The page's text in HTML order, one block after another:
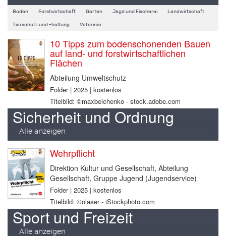
Boden Forstwirtschaft Garten Jagd und Fischerei Landwirtschaft
Tierschutz und -haltung Veterinär
10 Tipps zum bodenschonenden Bauen
auf land- und forstwirtschaftlichen
Flächen
Abteilung Umweltschutz
Folder | 2025 | kostenlos
Titelbild: ©maxbelchenko - stock.adobe.com
Sicherheit und Ordnung
Alle anzeigen
Wehrpflicht
Direktion Kultur und Gesellschaft, Abteilung
Gesellschaft, Gruppe Jugend (Jugendservice)
Folder | 2025 | kostenlos
Titelbild: ©olaser - iStockphoto.com
Sport und Freizeit
Alle anzeigen